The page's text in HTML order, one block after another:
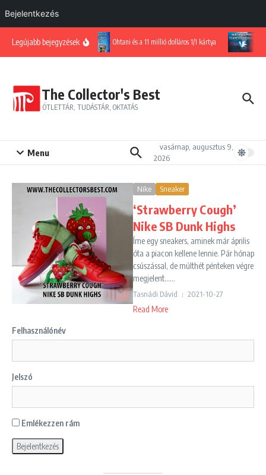
Bejelentkezés
Legújabb bejegyzések
Ohtani és a 11 millió dolláros 1/1 kártya
The Collector's Best
ÖTLETTÁR, TUDÁSTÁR, OKTATÁS
Menu
vasárnap, augusztus 9,
2026
Nike Sneaker
‘Strawberry Cough’
Nike SB Dunk Highs
Íme egy sneakers, aminek már április
óta a piacon kellene lennie. Pár hónap
csúszással, de múlthét pénteken végre
megjelent......
Tasnádi Dávid 2021-10-27
Read More
Felhasználónév
Jelszó
Emlékezzen rám